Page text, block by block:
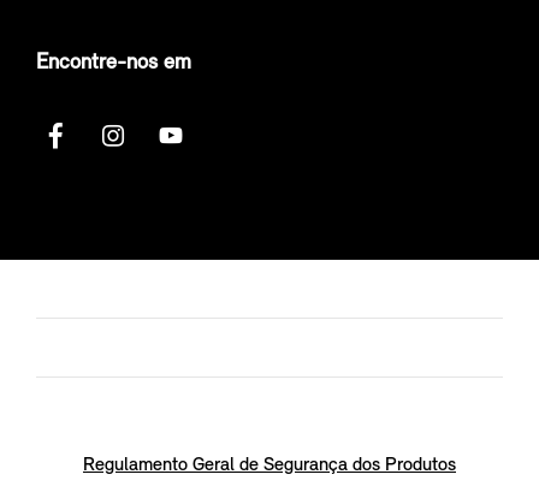
Encontre-nos em
Regulamento Geral de Segurança dos Produtos